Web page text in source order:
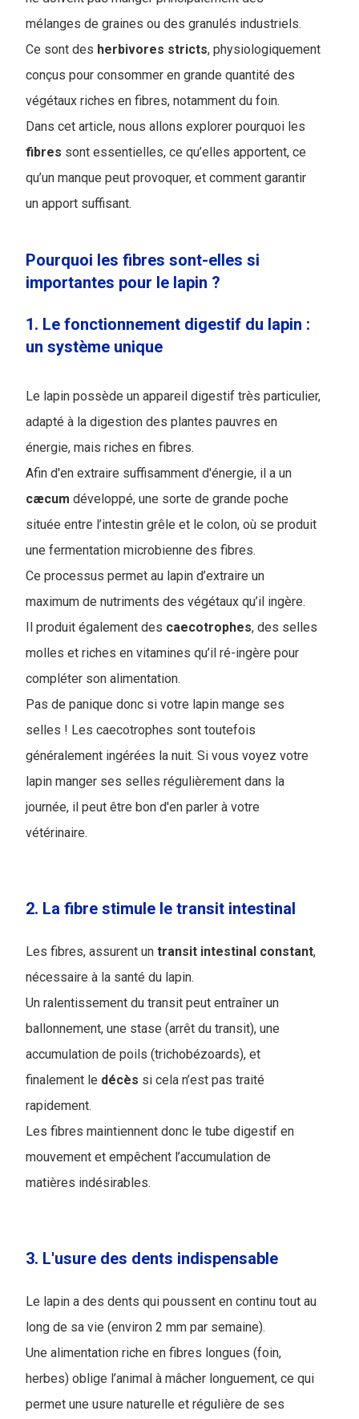
mélanges de graines ou des granulés industriels.
Ce sont des herbivores stricts, physiologiquement
conçus pour consommer en grande quantité des
végétaux riches en fibres, notamment du foin.
Dans cet article, nous allons explorer pourquoi les
fibres sont essentielles, ce qu’elles apportent, ce
qu’un manque peut provoquer, et comment garantir
un apport suffisant.
Pourquoi les fibres sont-elles si
importantes pour le lapin ?
1. Le fonctionnement digestif du lapin :
un système unique
Le lapin possède un appareil digestif très particulier,
adapté à la digestion des plantes pauvres en
énergie, mais riches en fibres.
Afin d'en extraire suffisamment d'énergie, il a un
cæcum développé, une sorte de grande poche
située entre l’intestin grêle et le colon, où se produit
une fermentation microbienne des fibres.
Ce processus permet au lapin d’extraire un
maximum de nutriments des végétaux qu’il ingère.
Il produit également des caecotrophes, des selles
molles et riches en vitamines qu’il ré-ingère pour
compléter son alimentation.
Pas de panique donc si votre lapin mange ses
selles ! Les caecotrophes sont toutefois
généralement ingérées la nuit. Si vous voyez votre
lapin manger ses selles régulièrement dans la
journée, il peut être bon d'en parler à votre
vétérinaire.
2. La fibre stimule le transit intestinal
Les fibres, assurent un transit intestinal constant,
nécessaire à la santé du lapin.
Un ralentissement du transit peut entraîner un
ballonnement, une stase (arrêt du transit), une
accumulation de poils (trichobézoards), et
finalement le décès si cela n’est pas traité
rapidement.
Les fibres maintiennent donc le tube digestif en
mouvement et empêchent l’accumulation de
matières indésirables.
3. L'usure des dents indispensable
Le lapin a des dents qui poussent en continu tout au
long de sa vie (environ 2 mm par semaine).
Une alimentation riche en fibres longues (foin,
herbes) oblige l’animal à mâcher longuement, ce qui
permet une usure naturelle et régulière de ses